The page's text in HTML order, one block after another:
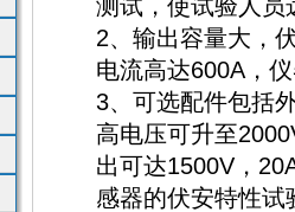
测试，使试验人
2、输出容量大，
电流高达600A，
3、可选配件包括
高电压可升至
出可达1500V，
感器的伏安特性试